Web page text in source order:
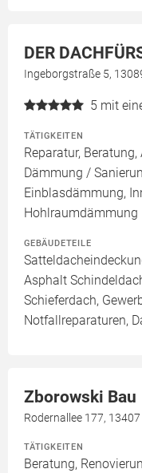
DER
Ingeborgstraße 5,
5 mit
TÄTIGKEITEN
Reparatur,
Dämmung /
Einblasdämmung,
Hohlraumdämmung
GEBÄUDETEILE
Asphalt
Schieferdach,
Notfallreparaturen,
Zborowski Bau
Rodernallee 177,
TÄTIGKEITEN
Beratung,